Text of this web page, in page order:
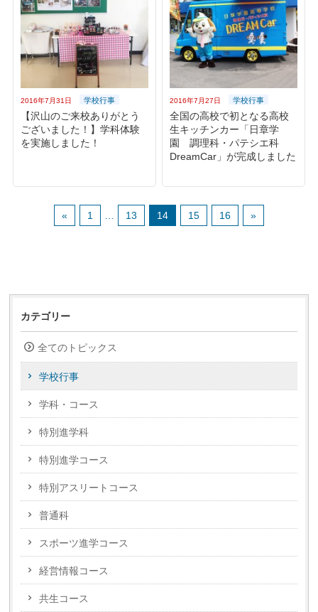
2016年7月31日 学校行事
【沢山のご来校ありがとう
ございました！】学科体験
を実施しました！
2016年7月27日 学校行事
全国の高校で初となる高校
生キッチンカー「日章学
園 調理科・パテシエ科
DreamCar」が完成しました
« 1 13 14 15 16 »
カテゴリー
全てのトピックス
学校行事
学科・コース
特別進学科
特別進学コース
特別アスリートコース
普通科
スポーツ進学コース
経営情報コース
共生コース